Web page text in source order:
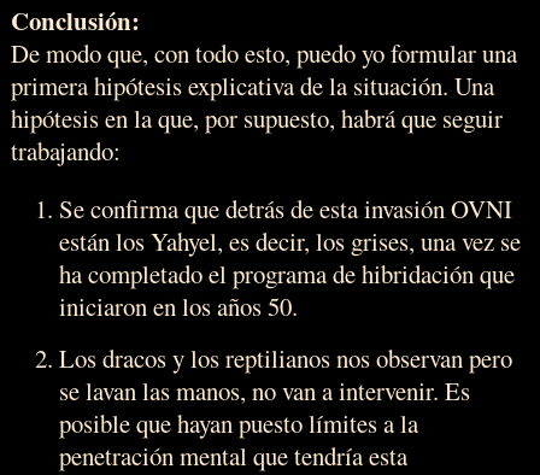
Conclusión:
De modo que, con todo esto, puedo yo formular una
primera hipótesis explicativa de la situación. Una
hipótesis en la que, por supuesto, habrá que seguir
trabajando:
Se confirma que detrás de esta invasión OVNI
están los Yahyel, es decir, los grises, una vez se
ha completado el programa de hibridación que
iniciaron en los años 50.
Los dracos y los reptilianos nos observan pero
se lavan las manos, no van a intervenir. Es
posible que hayan puesto límites a la
penetración mental que tendría esta